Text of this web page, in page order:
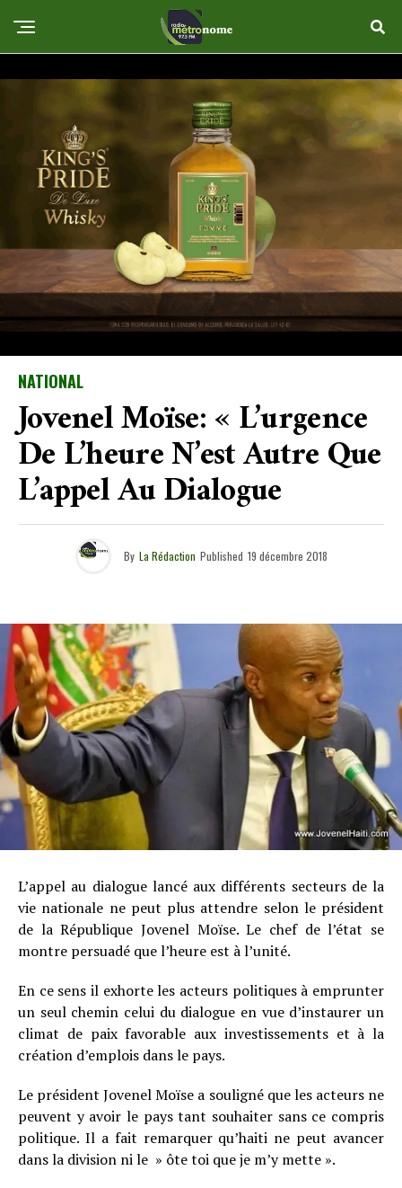
NATIONAL
Jovenel Moïse: « L’urgence
De L’heure N’est Autre Que
L’appel Au Dialogue
By La Rédaction Published 19 décembre 2018
L’appel au dialogue lancé aux différents secteurs de la
vie nationale ne peut plus attendre selon le président
de la République Jovenel Moïse. Le chef de l’état se
montre persuadé que l’heure est à l’unité.
En ce sens il exhorte les acteurs politiques à emprunter
un seul chemin celui du dialogue en vue d’instaurer un
climat de paix favorable aux investissements et à la
création d’emplois dans le pays.
Le président Jovenel Moïse a souligné que les acteurs ne
peuvent y avoir le pays tant souhaiter sans ce compris
politique. Il a fait remarquer qu’haiti ne peut avancer
dans la division ni le » ôte toi que je m’y mette ».